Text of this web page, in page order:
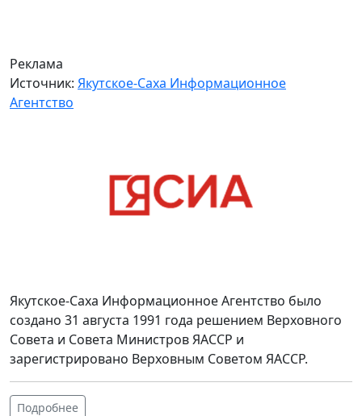
Реклама
Источник: Якутское-Саха Информационное
Агентство
Якутское-Саха Информационное Агентство было
создано 31 августа 1991 года решением Верховного
Совета и Совета Министров ЯАССР и
зарегистрировано Верховным Советом ЯАССР.
Подробнее